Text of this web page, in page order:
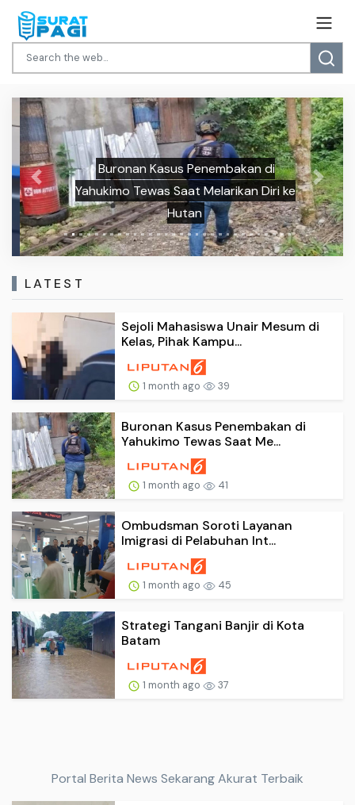
Buronan Kasus Penembakan di
Yahukimo Tewas Saat Melarikan Diri ke
Hutan
Previous Next
LATEST
Sejoli Mahasiswa Unair Mesum di
Kelas, Pihak Kampu...
1 month ago 39
Buronan Kasus Penembakan di
Yahukimo Tewas Saat Me...
1 month ago 41
Ombudsman Soroti Layanan
Imigrasi di Pelabuhan Int...
1 month ago 45
Strategi Tangani Banjir di Kota
Batam
1 month ago 37
Portal Berita News Sekarang Akurat Terbaik